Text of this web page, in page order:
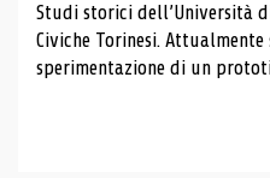
Studi storici dell’Università
Civiche Torinesi.
sperimentazione di un